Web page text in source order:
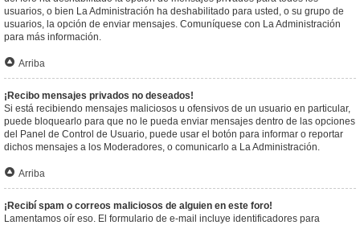
usuarios, o bien La Administración ha deshabilitado para usted, o su grupo de
usuarios, la opción de enviar mensajes. Comuníquese con La Administración
para más información.
Arriba
¡Recibo mensajes privados no deseados!
Si está recibiendo mensajes maliciosos u ofensivos de un usuario en particular,
puede bloquearlo para que no le pueda enviar mensajes dentro de las opciones
del Panel de Control de Usuario, puede usar el botón para informar o reportar
dichos mensajes a los Moderadores, o comunicarlo a La Administración.
Arriba
¡Recibí spam o correos maliciosos de alguien en este foro!
Lamentamos oír eso. El formulario de e-mail incluye identificadores para